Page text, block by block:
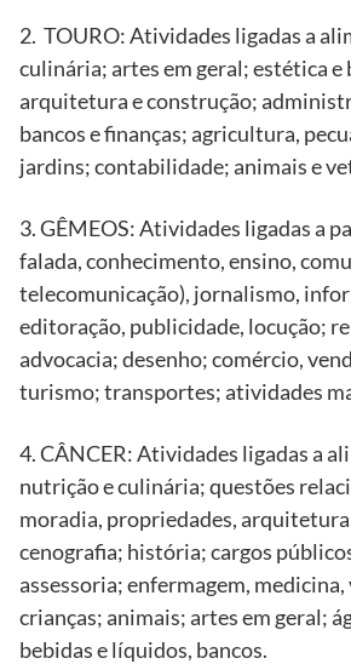
2. TOURO: Atividades ligadas a
culinária; artes em geral; estética e
arquitetura e construção;
bancos e finanças; agricultura,
jardins; contabilidade; animais e
3. GÊMEOS: Atividades ligadas a
falada, conhecimento, ensino,
telecomunicação), jornalismo,
editoração, publicidade, locução;
advocacia; desenho; comércio,
turismo; transportes; atividades
4. CÂNCER: Atividades ligadas a
nutrição e culinária; questões
moradia, propriedades,
cenografia; história; cargos
assessoria; enfermagem,
crianças; animais; artes em geral;
bebidas e líquidos, bancos.